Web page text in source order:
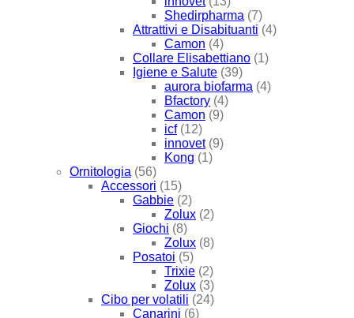
Shedirpharma (7)
Attrattivi e Disabituanti (4)
Camon (4)
Collare Elisabettiano (1)
Igiene e Salute (39)
aurora biofarma (4)
Bfactory (4)
Camon (9)
icf (12)
innovet (9)
Kong (1)
Ornitologia (56)
Accessori (15)
Gabbie (2)
Zolux (2)
Giochi (8)
Zolux (8)
Posatoi (5)
Trixie (2)
Zolux (3)
Cibo per volatili (24)
Canarini (6)